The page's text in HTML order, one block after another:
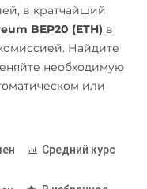
Pol (ex-MATIC)
Qtum
Ravencoin (RVN)
Shib
ЕРИП Расчет BYN
Карта Unionpay CNY
Карта UZCARD UZS
Карта МИР RUB
GBP CNY
THB
в кратчайший
BEP20 (ETH) в
Найдите
необходимую
или
Средний курс